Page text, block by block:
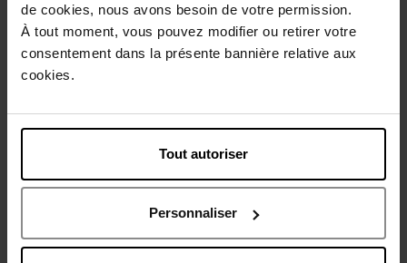
de cookies, nous avons besoin de votre permission.
À tout moment, vous pouvez modifier ou retirer votre
consentement dans la présente bannière relative aux
cookies.
Tout autoriser
Personnaliser
Description
Caractéristiques
Politique relative aux avis des clients